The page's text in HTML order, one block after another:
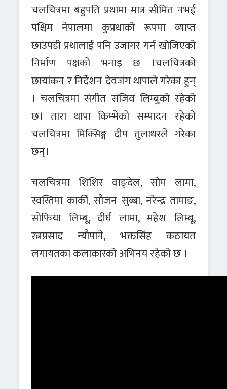
चलचित्रमा बहुपति प्रथामा मात्र सीमित नभई
पश्चिम नेपालमा कुप्रथाको रूपमा व्याप्त
छाउपडी प्रथालाई पनि उजागर गर्न खोजिएको
निर्माण पक्षको भनाइ छ ।चलचित्रको
छायांकन र निर्देशन देवजंग थापाले गरेका हुन्
। चलचित्रमा संगीत संजिव लिम्बुको रहेको
छ। तारा थापा किम्भेको सम्पादन रहेको
चलचित्रमा मिक्सिङ्ग दीप तुलाधरले गरेका
छन्।
चलचित्रमा शिशिर वाङ्देल, सोम लामा,
स्वस्तिमा कार्की, सौजन सुब्बा, नरेन्द्र तामाङ,
सोफिया लिम्बू, दीर्घ लामा, महेश लिम्बू,
रत्नप्रसाद न्यौपाने, भक्तसिंह कठायत
लगायतका कलाकारको अभिनय रहेको छ ।